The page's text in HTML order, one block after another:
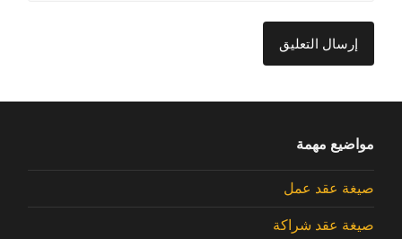
مواضيع مهمة
صيغة عقد عمل
صيغة عقد شراكة